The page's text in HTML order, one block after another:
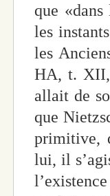
que
les
les
HA, t. XII,
allait de
que
primitive,
lui, il